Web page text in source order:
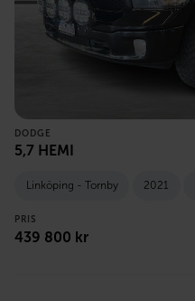
DODGE
5,7 HEMI
Linköping - Tornby 2021
PRIS
439 800 kr